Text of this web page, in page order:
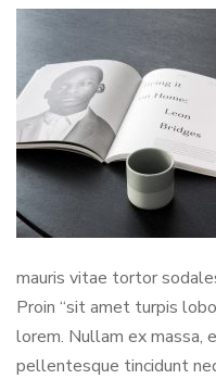
mauris vitae tortor
Proin “sit amet turpis
lorem. Nullam ex massa,
pellentesque tincidunt